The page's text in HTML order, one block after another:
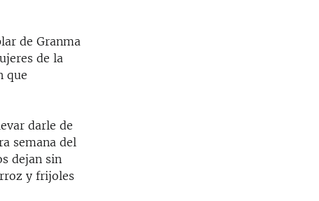
de Granma
de la
que
darle de
semana del
dejan sin
y frijoles